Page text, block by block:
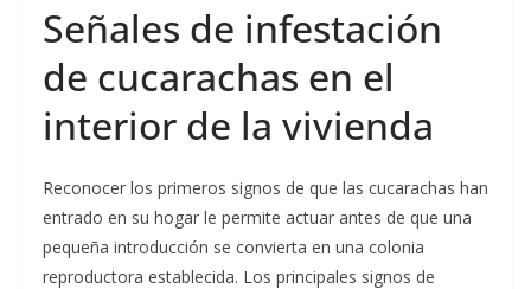
Señales de infestación
de cucarachas en el
interior de la vivienda
Reconocer los primeros signos de que las cucarachas han
entrado en su hogar le permite actuar antes de que una
pequeña introducción se convierta en una colonia
reproductora establecida. Los principales signos de